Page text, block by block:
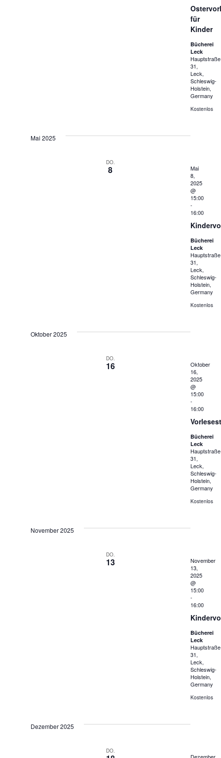
für
Kinder
Bücherei
Leck
Hauptstraße
31,
Leck,
Schleswig-
Holstein,
Germany
Kostenlos
Mai 2025
DO.
8
Mai
8,
2025
@
15:00
-
16:00
Bücherei
Leck
Hauptstraße
31,
Leck,
Schleswig-
Holstein,
Germany
Kostenlos
Oktober 2025
DO.
16
Oktober
16,
2025
@
15:00
-
16:00
Bücherei
Leck
Hauptstraße
31,
Leck,
Schleswig-
Holstein,
Germany
Kostenlos
November 2025
DO.
13
November
13,
2025
@
15:00
-
16:00
Bücherei
Leck
Hauptstraße
31,
Leck,
Schleswig-
Holstein,
Germany
Kostenlos
Dezember 2025
DO.